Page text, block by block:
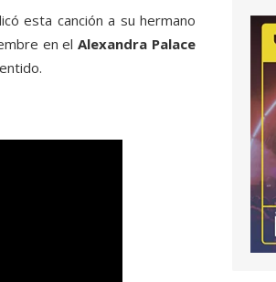
esta canción a su hermano
en elAlexandra Palace